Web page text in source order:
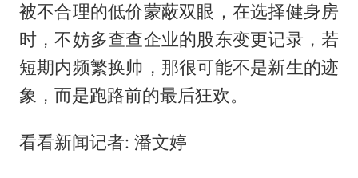
被不合理的低价蒙蔽双眼，在选择健身房
时，不妨多查查企业的股东变更记录，若
短期内频繁换帅，那很可能不是新生的迹
象，而是跑路前的最后狂欢。
看看新闻记者: 潘文婷